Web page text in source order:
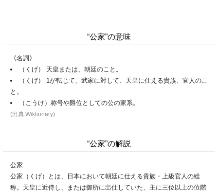
“公家”の意味
《名詞》
（くげ） 天皇または、朝廷のこと。
（くげ） 1が転じて、武家に対して、天皇に仕える貴族、官人のこ
と。
（こうけ）称号や爵位としての公の家系。
(出典:Wiktionary)
“公家”の解説
公家
公家（くげ）とは、日本において朝廷に仕える貴族・上級官人の総
称。天皇に近侍し、または御所に出仕していた、主に三位以上の位階